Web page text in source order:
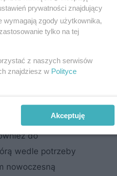
tworząc
do
wedle potrzeby
nowoczesną
prywatności znajdujący
wymagają zgody użytkownika,
tylko na tej
z naszych serwisów
znajdziesz w Polityce
Akceptuję